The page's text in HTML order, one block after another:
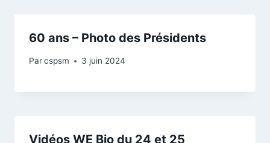
60 ans – Photo des Présidents
Parcspsm 3 juin 2024
Vidéos WE Bio du 24 et 25